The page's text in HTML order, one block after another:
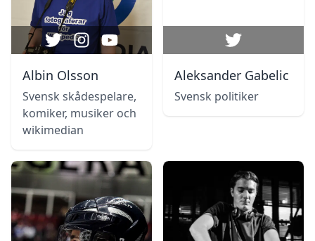
Albin Olsson
Svensk skådespelare,
komiker, musiker och
wikimedian
Aleksander Gabelic
Svensk politiker